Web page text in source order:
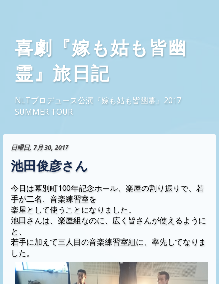
喜劇『嫁も姑も皆幽
霊』旅日記
NLTプロデュース公演『嫁も姑も皆幽霊』2017
SUMMER TOUR
日曜日, 7月 30, 2017
池田俊彦さん
今日は幕別町100年記念ホール、楽屋の割り振りで、若
手が二名、音楽練習室を
楽屋として使うことになりました。
池田さんは、楽屋組なのに、広く皆さんが使えるように
と、
若手に加えて三人目の音楽練習室組に、率先してなりま
した。